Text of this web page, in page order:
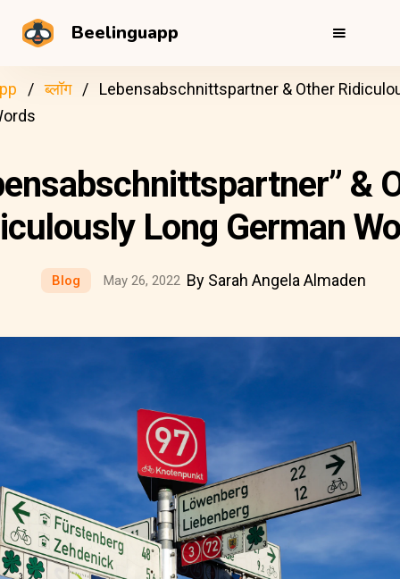
Beelinguapp
ब्लॉग
Lebensabschnittspartner & Other
&
Long German
Blog May 26, 2022 By Sarah Angela Almaden